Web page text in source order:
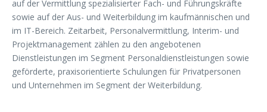
auf der Vermittlung spezialisierter Fach- und Führungskräfte
sowie auf der Aus- und Weiterbildung im kaufmännischen und
im IT-Bereich. Zeitarbeit, Personalvermittlung, Interim- und
Projektmanagement zählen zu den angebotenen
Dienstleistungen im Segment Personaldienstleistungen sowie
geförderte, praxisorientierte Schulungen für Privatpersonen
und Unternehmen im Segment der Weiterbildung.